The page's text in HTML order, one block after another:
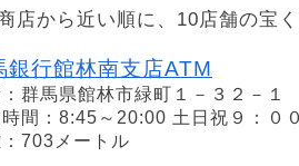
店から近い順に、10店舗の宝
銀行館林南支店ATM
群馬県館林市緑町１－３２－１
間：8:45～20:00 土日祝９：０
703メートル